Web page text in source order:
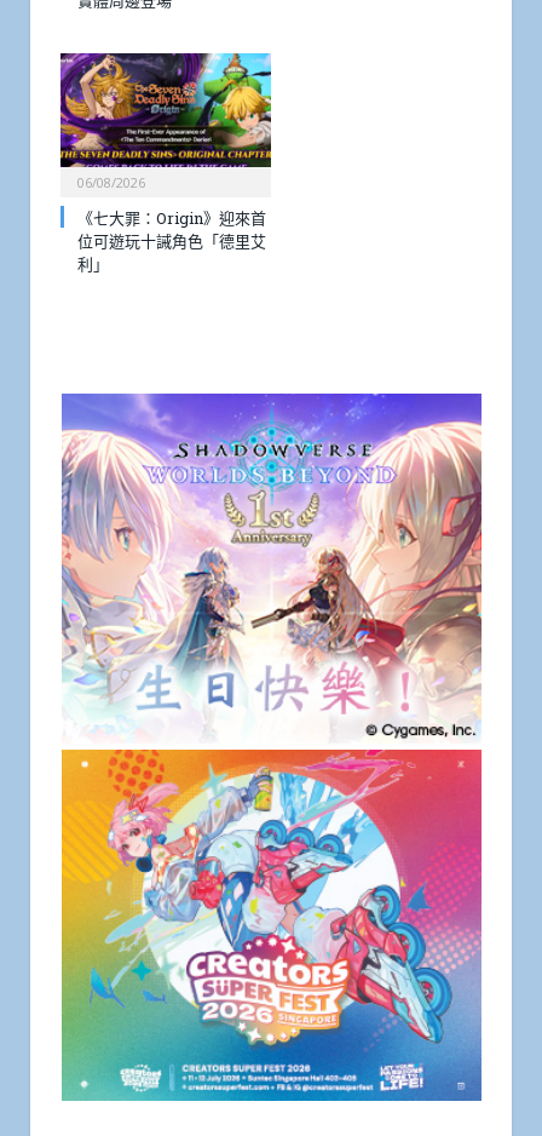
06/08/2026
《七大罪：Origin》迎來首
位可遊玩十誡角色「德里艾
利」